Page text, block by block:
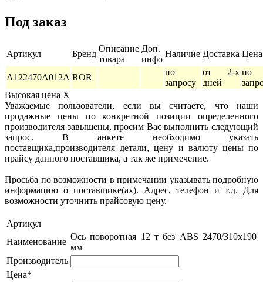
Под заказ
Артикул Бренд
Описание
товара
Доп.
инфо
Наличие Доставка Цена
A122470A012A ROR
по
запросу
от 2-х
дней
по
Высокая цена X
Уважаемые пользователи, если вы считаете, что наши
продажные цены по конкретной позиции определенного
производителя завышены, просим Вас выполнить следующий
запрос. В анкете необходимо указать
поставщика,производителя детали, цену и валюту цены по
прайсу данного поставщика, а так же примечение.
Просьба по возможности в примечании указывать подробную
информацию о поставщике(ах). Адрес, телефон и т.д. Для
возможности уточнить прайсовую цену.
Артикул
Наименование
Ось поворотная 12 т без ABS 2470/310х190
мм
Производитель
Цена*